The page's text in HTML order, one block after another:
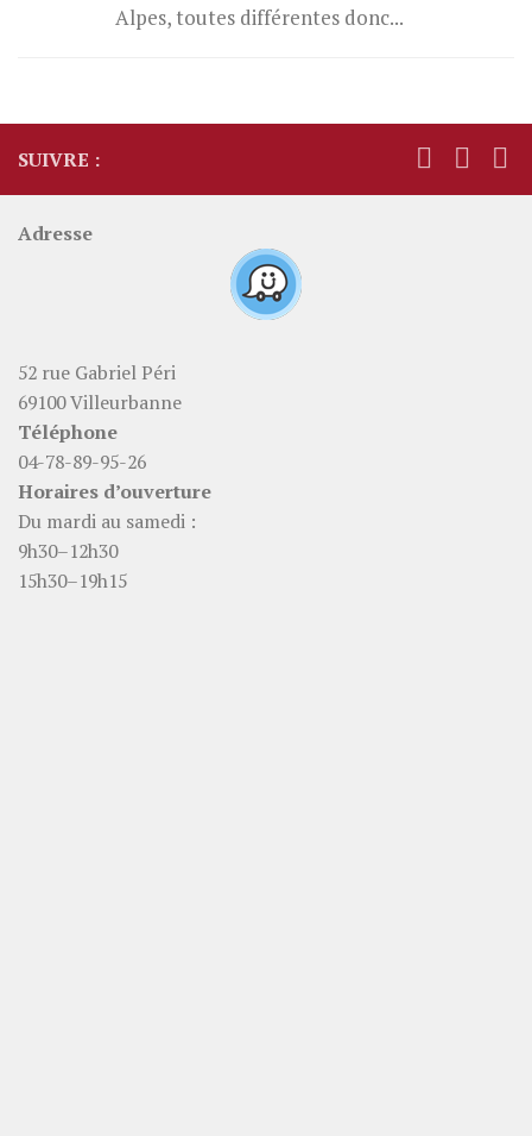
Alpes, toutes différentes donc...
SUIVRE :
Adresse
52 rue Gabriel Péri
69100 Villeurbanne
Téléphone
04-78-89-95-26
Horaires d’ouverture
Du mardi au samedi :
9h30–12h30
15h30–19h15